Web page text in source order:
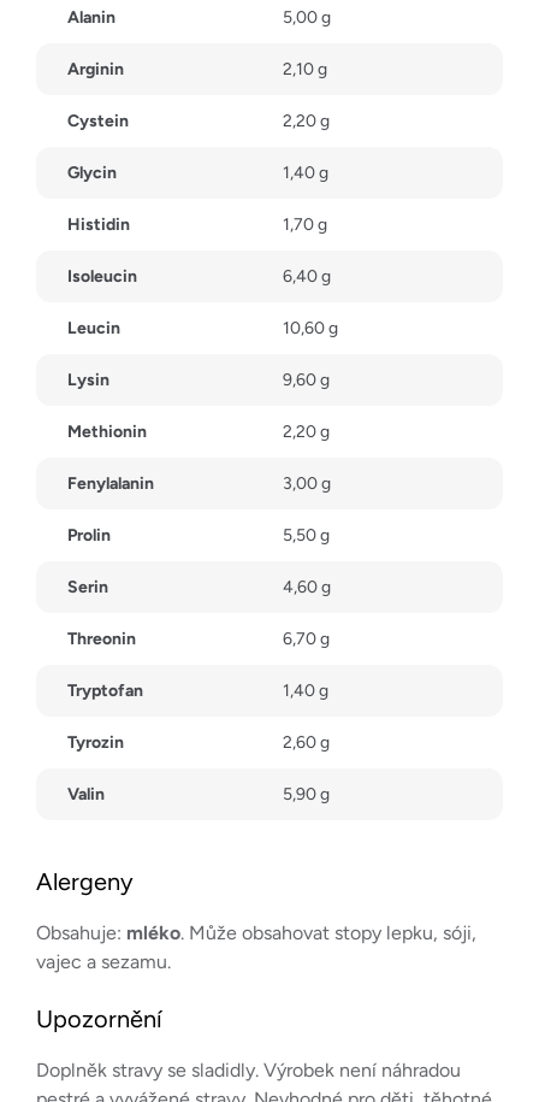
Alanin 5,00 g
Arginin 2,10 g
Cystein 2,20 g
Glycin 1,40 g
Histidin 1,70 g
Isoleucin 6,40 g
Leucin 10,60 g
Lysin 9,60 g
Methionin 2,20 g
Fenylalanin 3,00 g
Prolin 5,50 g
Serin 4,60 g
Threonin 6,70 g
Tryptofan 1,40 g
Tyrozin 2,60 g
Valin 5,90 g
Alergeny
Obsahuje: mléko. Může obsahovat stopy lepku, sóji,
vajec a sezamu.
Upozornění
Doplněk stravy se sladidly. Výrobek není náhradou